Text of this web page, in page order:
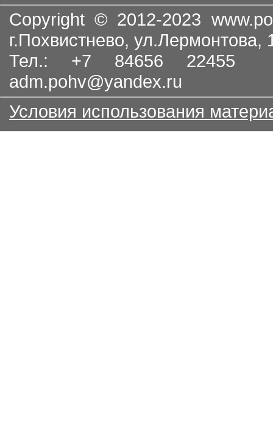
Copyright © 2012-2023
г.Похвистнево, ул.Лермонтова,
Тел.: +7 84656
adm.pohv@yandex.ru
Условия использования